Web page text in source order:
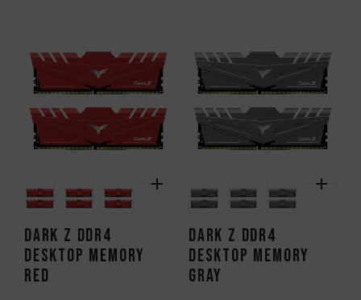
DARK Z DDR4
DESKTOP MEMORY
RED
DARK Z DDR4
DESKTOP MEMORY
GRAY